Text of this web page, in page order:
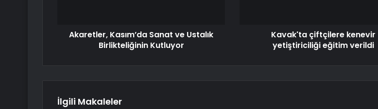
Akaretler, Kasım’da Sanat ve Ustalık
Birlikteliğinin Kutluyor
Kavak'ta çiftçilere kenevir
yetiştiriciliği eğitim verildi
İlgili Makaleler